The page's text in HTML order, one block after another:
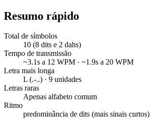
Resumo rápido
Total de símbolos
10 (8 dits e 2 dahs)
Tempo de transmissão
~3.1s a 12 WPM · ~1.9s a 20 WPM
Letra mais longa
L (.-..) · 9 unidades
Letras raras
Apenas alfabeto comum
Ritmo
predominância de dits (mais sinais curtos)